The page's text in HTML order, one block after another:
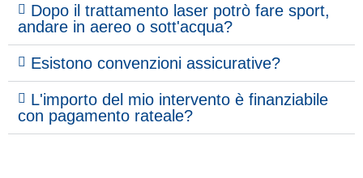
Dopo il trattamento laser potrò fare sport,
andare in aereo o sott'acqua?
Esistono convenzioni assicurative?
L'importo del mio intervento è finanziabile
con pagamento rateale?